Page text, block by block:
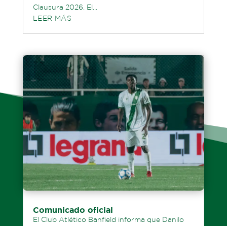
Clausura 2026. El...
LEER MÁS
Comunicado oficial
El Club Atlético Banfield informa que Danilo